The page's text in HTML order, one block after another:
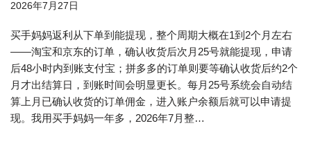
2026年7月27日
买手妈妈返利从下单到能提现，整个周期大概在1到2个月左右
——淘宝和京东的订单，确认收货后次月25号就能提现，申请
后48小时内到账支付宝；拼多多的订单则要等确认收货后约2个
月才出结算日，到账时间会明显更长。每月25号系统会自动结
算上月已确认收货的订单佣金，进入账户余额后就可以申请提
现。我用买手妈妈一年多，2026年7月整…